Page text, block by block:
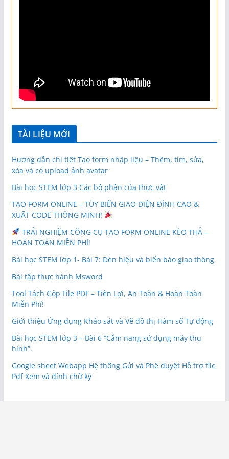
TÀI LIỆU MỚI
Hướng dẫn chi tiết Tạo form nhập liệu – Thêm, tìm, sửa,
xóa và có upload ảnh avatar
Bài học STEM lớp 3 Các bộ phận của thực vật
TẠO FORM ONLINE – TÙY BIẾN GIAO DIỆN ĐỈNH CAO &
XUẤT CODE THÔNG MINH!
TRẢI NGHIỆM CÔNG CỤ TẠO FORM ONLINE KÉO THẢ –
HOÀN TOÀN MIỄN PHÍ!
Bài học STEM lớp 1- Bài 7: Đèn hiệu và biển báo giao thông
Bài tập thực hành Msword
Tool Tách Gộp File PDF – Tiện Lợi, An Toàn & Hoàn Toàn
Miễn Phí!
Giới thiệu Ứng dụng Khảo sát và Vẽ đồ thị Hàm số Tự động
Bài học STEM lớp 3 – Bài 6 “Cẩm nang sử dụng máy thu
hình”.
Google sheet Webapp Hệ thống Gửi và Phê duyệt Hỗ trợ file
Pdf Xem và đính chữ ký